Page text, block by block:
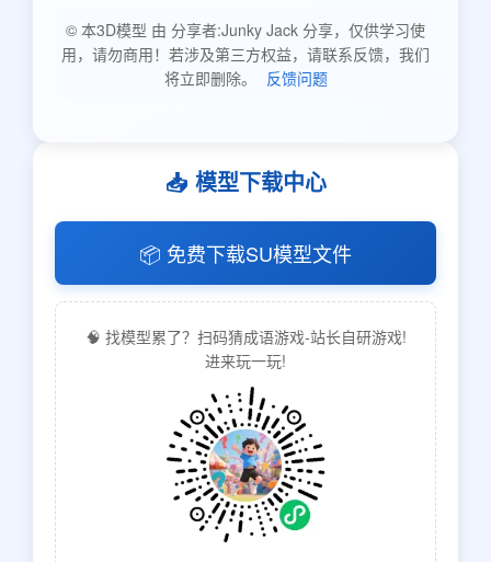
© 本3D模型 由 分享者:Junky Jack 分享，仅供学习使
用，请勿商用！若涉及第三方权益，请联系反馈，我们
将立即删除。
反馈问题
📥 模型下载中心
📦 免费下载SU模型文件
🧠 找模型累了？扫码猜成语游戏-站长自研游戏!
进来玩一玩!